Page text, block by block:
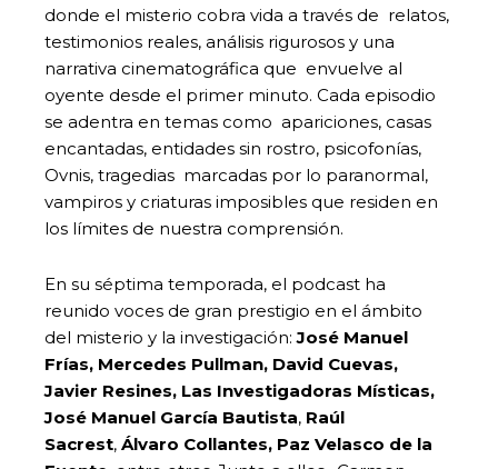
donde el misterio cobra vida a través de relatos,
testimonios reales, análisis rigurosos y una
narrativa cinematográfica que envuelve al
oyente desde el primer minuto. Cada episodio
se adentra en temas como apariciones, casas
encantadas, entidades sin rostro, psicofonías,
Ovnis, tragedias marcadas por lo paranormal,
vampiros y criaturas imposibles que residen en
los límites de nuestra comprensión.
En su séptima temporada, el podcast ha
reunido voces de gran prestigio en el ámbito
del misterio y la investigación:José Manuel
Frías, Mercedes Pullman, David Cuevas,
Javier Resines, Las Investigadoras Místicas,
José Manuel García Bautista, Raúl
Sacrest, Álvaro Collantes, Paz Velasco de la